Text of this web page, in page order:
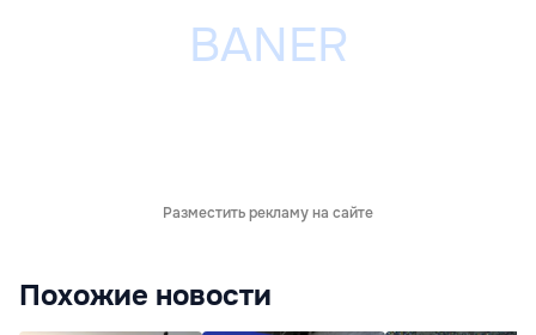
Разместить рекламу на сайте
Похожие новости